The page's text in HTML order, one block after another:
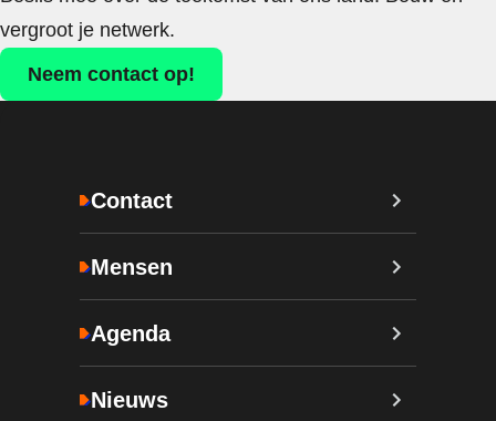
vergroot je netwerk.
Neem contact op!
Contact
Mensen
Agenda
Nieuws